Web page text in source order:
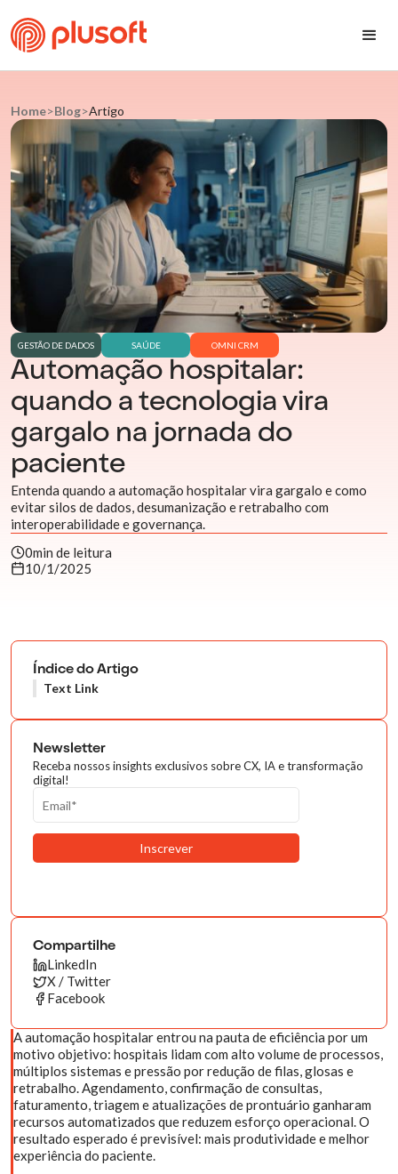
Home>Blog>Artigo
GESTÃO DE DADOS SAÚDE OMNI CRM
Automação hospitalar:
quando a tecnologia vira
gargalo na jornada do
paciente
Entenda quando a automação hospitalar vira gargalo e como
evitar silos de dados, desumanização e retrabalho com
interoperabilidade e governança.
0min de leitura
10/1/2025
A automação hospitalar entrou na pauta de eficiência por um
motivo objetivo: hospitais lidam com alto volume de processos,
múltiplos sistemas e pressão por redução de filas, glosas e
retrabalho. Agendamento, confirmação de consultas,
faturamento, triagem e atualizações de prontuário ganharam
recursos automatizados que reduzem esforço operacional. O
resultado esperado é previsível: mais produtividade e melhor
experiência do paciente.
Índice do Artigo
Text Link
Newsletter
Receba nossos insights exclusivos sobre CX, IA e transformação
digital!
Compartilhe
LinkedIn
X / Twitter
Facebook